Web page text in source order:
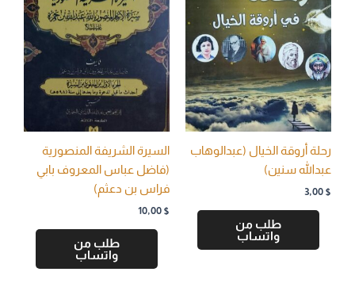
رحلة أروقة الخيال (عبدالوهاب
عبدالله سنين)
3,00 $
طلب من
واتساب
السيرة الشريفة المنصورية
(فاضل عباس المعروف بابي
فراس بن دعثم)
10,00 $
طلب من
واتساب